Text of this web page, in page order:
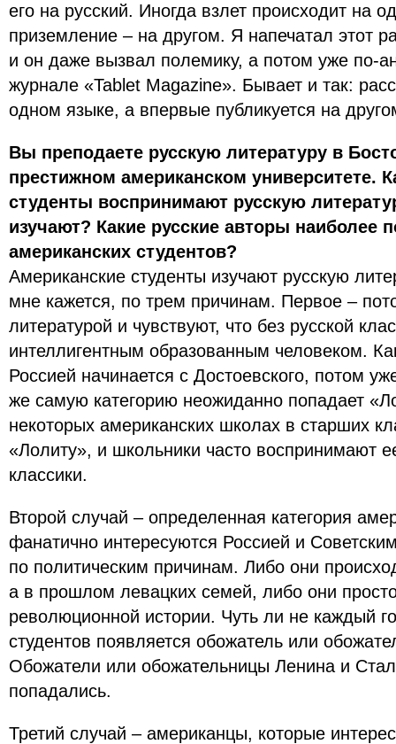
его на русский. Иногда взлет происходит на
приземление – на другом. Я напечатал этот
и он даже вызвал полемику, а потом уже по-
журнале «Tablet Magazine». Бывает и так:
одном языке, а впервые публикуется на
Вы преподаете русскую литературу в
престижном американском университете.
студенты воспринимают русскую
изучают? Какие русские авторы наиболее
американских студентов?
Американские студенты изучают русскую
мне кажется, по трем причинам. Первое –
литературой и чувствуют, что без русской
интеллигентным образованным человеком.
Россией начинается с Достоевского, потом
же самую категорию неожиданно попадает
некоторых американских школах в старших
«Лолиту», и школьники часто воспринимают
классики.
Второй случай – определенная категория
фанатично интересуются Россией и
по политическим причинам. Либо они
а в прошлом левацких семей, либо они
революционной истории. Чуть ли не каждый
студентов появляется обожатель или
Обожатели или обожательницы Ленина и
попадались.
Третий случай – американцы, которые